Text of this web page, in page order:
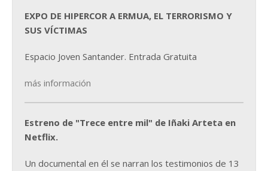
EXPO DE HIPERCOR A ERMUA, EL TERRORISMO Y
SUS VÍCTIMAS
Espacio Joven Santander. Entrada Gratuita
más información
Estreno de "Trece entre mil" de Iñaki Arteta en
Netflix.
Un documental en él se narran los testimonios de 13